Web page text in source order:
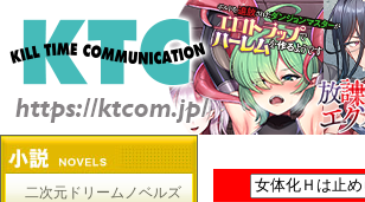
二次元ドリームノベルズ